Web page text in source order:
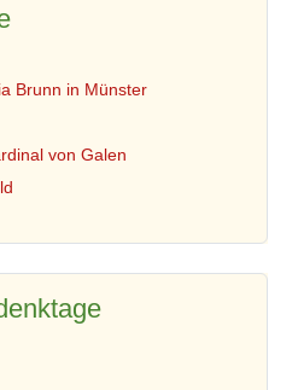
Brunn in Münster
von Galen